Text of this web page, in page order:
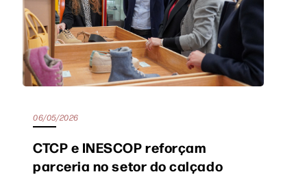
06/05/2026
CTCP e INESCOP reforçam
parceria no setor do calçado